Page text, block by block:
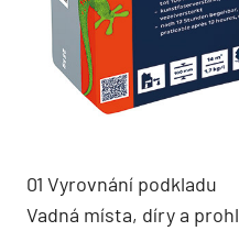
01 Vyrovnání podkladu
Vadná místa, díry a